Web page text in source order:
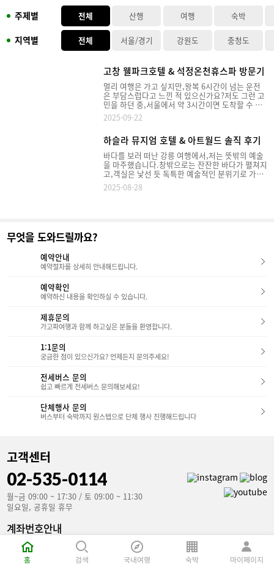
주제별 전체 산행 여행 숙박
지역별 전체 서울/경기 강원도 충청도
고창 웰파크호텔 & 석정온천휴스파 방문기
멀리 여행은 가고 싶지만,왕복 6시간이 넘는 운전
은 부담스럽다고 느낀 적 있으신가요?​저도 그런 고
민을 하던 중,서울에서 약 3시간이면 도착할 수 있
는고창 웰파크 호텔을 다녀왔습니다.​이번 포스팅에
서는 웰파크 호텔과 함께 즐길 수 있는 주변 관광지,
스파까지자세히 소개해드릴게요!1. 웰파크 시티 소
개 & 주변 관광지웰파크 호텔은 2025년 4월 19일
웰파크 시티에 오픈했습니다. 웰파크 시티는 국내
유일의 게르마늄 온천(석정온천)과편백나무 숲을
품고 있는 복합 힐링 단지인데요. 호텔 외에도 리조
트, 요양병원, 골프장(18홀 규모)까지 운영되고 있
착하시것이 좋구요,체크인은 로비 1층 리셉션 데스
크에서 진행됩니다.​로비 자체는 굉장히 인상적이었
바닥이 어우러져 세련된 분위기를 주었구요, 독특
한 조명과 아트워크가 곳곳에 배치되어 있어마치
기분 좋게 열어주는 공간이었어요.​​​3. 객실 소개 웰
파크 호텔은 3층부터 8층까지 총 4가지 타입의 객
드 트윈 / 스위트룸 / 베리어프리룸​가족 단위 여행
객이 많음에도 패밀리룸이 따로 없다는 점은 조금
있었습니다.​​​스탠다드 더블룸 (약 32㎡) - 구성: 더
만, 더 아늑한 느낌- 특징: 커플 투숙객에게 인기- 욕
실: 깔끔한 화이트톤, 샤워부스 분리 / 친환경 다회
차를 즐길 수 있는 테이블 구비- 침실: 고급스러운
아트워크와 은은한 조명, 포근한 침구- 욕실: 블랙&
그레이 톤의 세련된 인테리어 - 더블 세면대 (커플·
가족 이용 시 편리)- 별도의 샤워부스- 대형 욕조 (온
러웠구요침구 상태도 청결했고 매트리스의 탄탄함
덕분에 숙면을 취할 수 있었습니다.방음도 잘 되어
외부 소음이 거의 들리지 않았고전체적인 청결 관
2025-09-22
하슬라 뮤지엄 호텔 & 아트월드 솔직 후기
바다를 보러 떠난 강릉 여행에서,저는 뜻밖의 예술
을 마주했습니다.창밖으로는 잔잔한 바다가 펼쳐지
고,객실은 낯선 듯 독특한 예술적인 분위기로 가득
했죠.오늘은 강릉의 옛 지명을 품은 특별한 공간,하
슬라 뮤지엄 호텔과 하슬라 아트 뮤지엄을직접 방
인 바다를 만끽하고 싶다면 아비지동을 추천드립니
다. 로비에 들어서면 고요하고 차분한 분위기가 느
과 아비지동의 객실 하슬라 뮤지엄 호텔 객실의 가
장 큰 매력은 아마 오션뷰 욕조일 것입니다.바다를
니다.​먼저 솔거동 객실 부터 살펴볼까요?​​​스마일 스
위트(솔거동) 바닥에 깔린 돌과 붉은 커튼이 인상적
특한 인테리어가 매력적이었구요,구조또한 처음 접
하는 느낌이라 신선했습니다.​​슈페리어 스위트(솔
고가 높고,창가 벤치에 앉아 바다와 산을 동시에 감
상할 수 있습니다.스마일 스위트와 구조는 같지만
보겠습니다!​​스마일 스위트(아비지동) 넓은 통창으
로 햇살이 가득 들어오고,깔끔하고 시원한 분위기
늑한 휴식을 제공합니다.침대에 누워서도,창가에
앉아서도탁 트인 바다를 조망할 수 있는 점은마음
을 편하게 만들어줍니다.넓은 공간과 프라이빗한
개의 실내 전시관과 드넓은 야외 조각 공원으로 이
루어저 있습니다. 하슬라 아트월드 방문 꿀팁!​​- 관
람 시간 : 오전 9시 ~ 오후 6시(연중무휴)​- 주의사항
2025-08-28
무엇을 도와드릴까요?
예약안내
예약절차를 상세히 안내해드립니다.
예약확인
예약하신 내용을 확인하실 수 있습니다.
제휴문의
가고파여행과 함께 하고싶은 분들을 환영합니다.
1:1문의
궁금한 점이 있으신가요? 언제든지 문의주세요!
전세버스 문의
쉽고 빠르게 전세버스 문의해보세요!
단체행사 문의
버스부터 숙박까지 원스텝으로 단체 행사 진행해드립니다
고객센터
02-535-0114
월~금 09:00 ~ 17:30 / 토 09:00 ~ 11:30
일요일, 공휴일 휴무
계좌번호안내
국민은행(예금주 : 가고파여행)
853801-04-106907
홈 검색 국내여행 숙박 마이페이지